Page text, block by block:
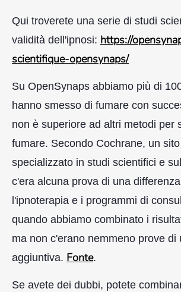
Qui troverete una serie di studi
validità dell'ipnosi: https://
scientifique-opensynaps/
Su OpenSynaps abbiamo più di
hanno smesso di fumare con
non è superiore ad altri metodi per
fumare. Secondo Cochrane, un
specializzato in studi scientifici e
c'era alcuna prova di una
l'ipnoterapia e i programmi di
quando abbiamo combinato i
ma non c'erano nemmeno prove di
aggiuntiva. Fonte.
Se avete dei dubbi, potete